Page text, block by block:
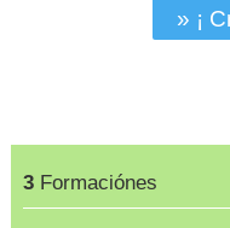
3Formaciónes
» ¡